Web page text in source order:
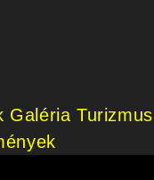
Galéria Turizmus